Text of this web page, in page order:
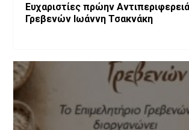
Ευχαριστίες πρώην
Γρεβενών Ιωάννη Τσακνάκη